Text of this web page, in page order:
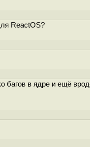
ReactOS?
багов в ядре и ещё